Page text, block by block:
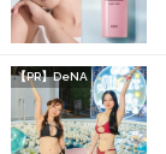
【PR】DeNA